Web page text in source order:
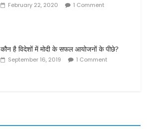
February 22, 2020 1 Comment
कौन है विदेशों में मोदी के सफल आयोजनों के पीछे?
September 16, 2019 1 Comment